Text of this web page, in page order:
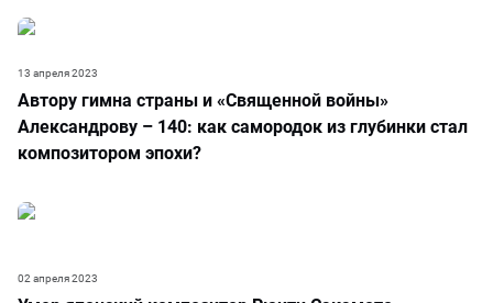
Автору гимна страны и «Священной войны»
Александрову – 140: как самородок из глубинки стал
композитором эпохи?
13 апреля 2023
02 апреля 2023